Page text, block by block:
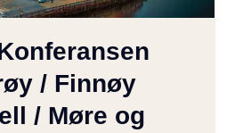
/ Finnøy
/ Møre og